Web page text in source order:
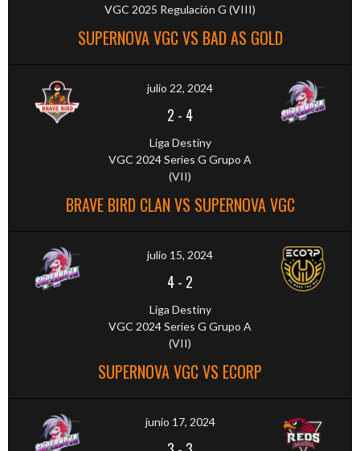
VGC 2025 Regulación G (VIII)
SUPERNOVA VGC VS BAD AS GOLD
julio 22, 2024
2 - 4
Liga Destiny
VGC 2024 Series G Grupo A
(VII)
BRAVE BIRD CLAN VS SUPERNOVA VGC
julio 15, 2024
4- 2
Liga Destiny
VGC 2024 Series G Grupo A
(VII)
SUPERNOVA VGC VS ECORP
junio 17, 2024